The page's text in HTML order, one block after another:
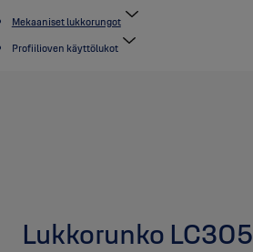
Mekaaniset lukkorungot
Profiilioven käyttölukot
Lukkorunko LC305